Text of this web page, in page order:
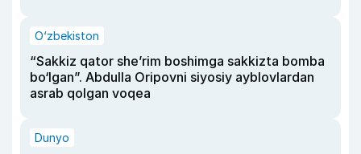
O‘zbekiston
“Sakkiz qator she’rim boshimga sakkizta bomba
bo‘lgan”. Abdulla Oripovni siyosiy ayblovlardan
asrab qolgan voqea
Dunyo